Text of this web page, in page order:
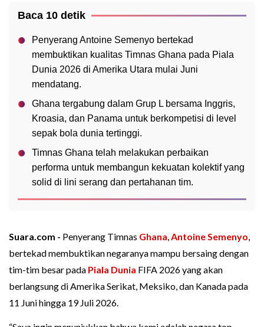
Baca 10 detik
Penyerang Antoine Semenyo bertekad
membuktikan kualitas Timnas Ghana pada Piala
Dunia 2026 di Amerika Utara mulai Juni
mendatang.
Ghana tergabung dalam Grup L bersama Inggris,
Kroasia, dan Panama untuk berkompetisi di level
sepak bola dunia tertinggi.
Timnas Ghana telah melakukan perbaikan
performa untuk membangun kekuatan kolektif yang
solid di lini serang dan pertahanan tim.
Suara.com - Penyerang Timnas Ghana,Antoine Semenyo,
bertekad membuktikan negaranya mampu bersaing dengan
tim-tim besar pada Piala Dunia FIFA 2026 yang akan
berlangsung di Amerika Serikat, Meksiko, dan Kanada pada
11 Juni hingga 19 Juli 2026.